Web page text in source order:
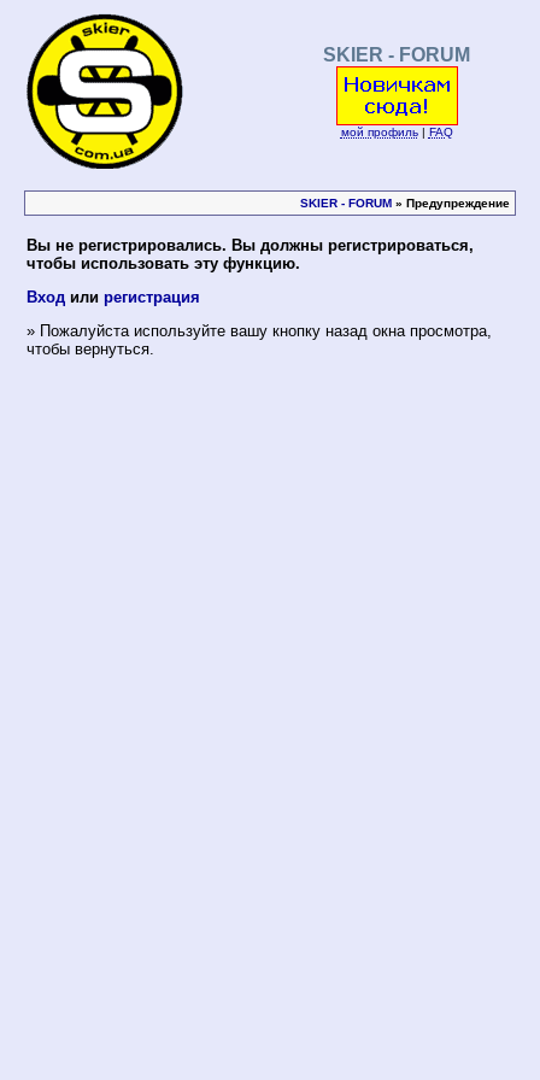
SKIER - FORUM
мой профиль| FAQ
SKIER - FORUM » Предупреждение
Вы не регистрировались. Вы должны регистрироваться,
чтобы использовать эту функцию.
Вход или регистрация
» Пожалуйста используйте вашу кнопку назад окна просмотра,
чтобы вернуться.